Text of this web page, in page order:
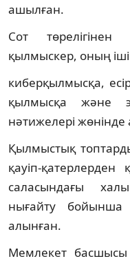
ашылған.
Сот
қылмыскер, оның
киберқылмысқа,
қылмысқа және
нәтижелері жөнінде
Қылмыстық
қауіп-қатерлерден
саласындағы
нығайту бойынша
алынған.
Мемлекет басшысы